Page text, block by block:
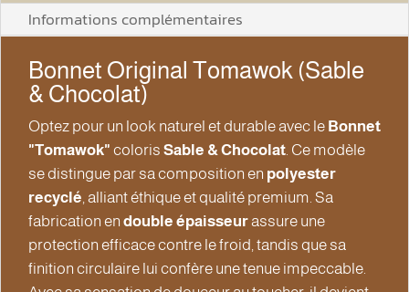
Informations complémentaires
Bonnet Original Tomawok (Sable
& Chocolat)
Optez pour un look naturel et durable avec le Bonnet
"Tomawok" coloris Sable & Chocolat . Ce modèle
se distingue par sa composition en polyester
recyclé , alliant éthique et qualité premium. Sa
fabrication en double épaisseurassure une
protection efficace contre le froid, tandis que sa
finition circulaire lui confère une tenue impeccable.